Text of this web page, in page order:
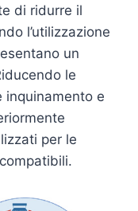
di ridurre il
l’utilizzazione
un
le
inquinamento e
per le